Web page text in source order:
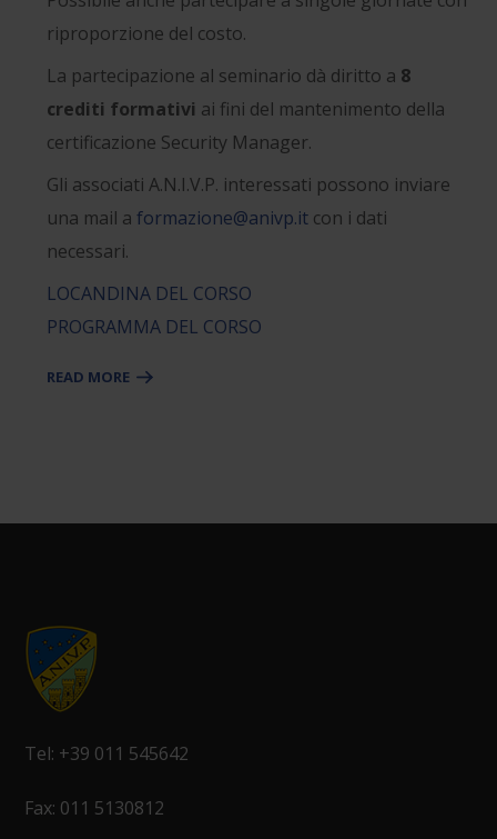
riproporzione del costo.
La partecipazione al seminario dà diritto a 8
crediti formativi ai fini del mantenimento della
certificazione Security Manager.
Gli associati A.N.I.V.P. interessati possono inviare
una mail aformazione@anivp.it con i dati
necessari.
LOCANDINA DEL CORSO
PROGRAMMA DEL CORSO
READ MORE
Tel: +39 011 545642
Fax: 011 5130812